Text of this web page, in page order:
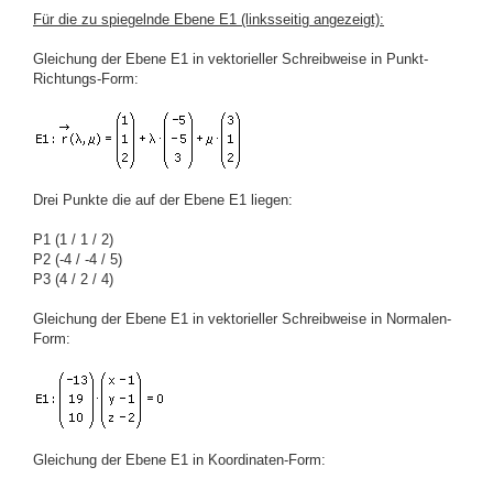
Für die zu spiegelnde Ebene E1 (linksseitig angezeigt):
Gleichung der Ebene E1 in vektorieller Schreibweise in Punkt-
Richtungs-Form:
Drei Punkte die auf der Ebene E1 liegen:
P1 (1 / 1 / 2)
P2 (-4 / -4 / 5)
P3 (4 / 2 / 4)
Gleichung der Ebene E1 in vektorieller Schreibweise in Normalen-
Form:
Gleichung der Ebene E1 in Koordinaten-Form: